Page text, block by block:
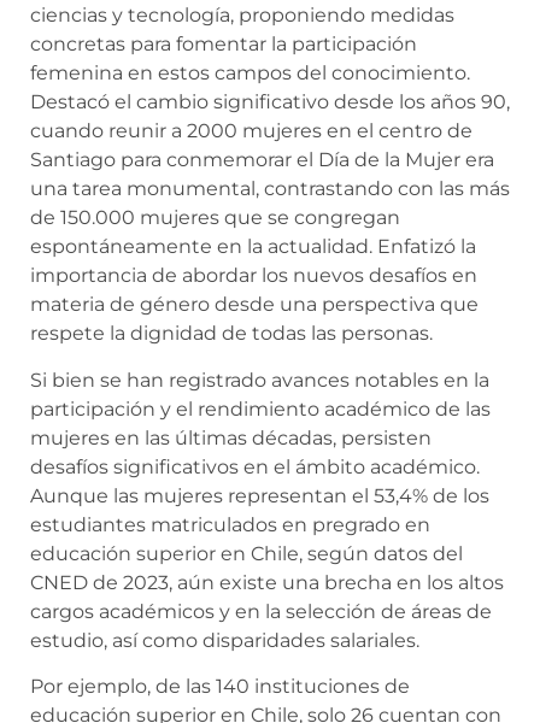
ciencias y tecnología, proponiendo medidas
concretas para fomentar la participación
femenina en estos campos del conocimiento.
Destacó el cambio significativo desde los años 90,
cuando reunir a 2000 mujeres en el centro de
Santiago para conmemorar el Día de la Mujer era
una tarea monumental, contrastando con las más
de 150.000 mujeres que se congregan
espontáneamente en la actualidad. Enfatizó la
importancia de abordar los nuevos desafíos en
materia de género desde una perspectiva que
respete la dignidad de todas las personas.
Si bien se han registrado avances notables en la
participación y el rendimiento académico de las
mujeres en las últimas décadas, persisten
desafíos significativos en el ámbito académico.
Aunque las mujeres representan el 53,4% de los
estudiantes matriculados en pregrado en
educación superior en Chile, según datos del
CNED de 2023, aún existe una brecha en los altos
cargos académicos y en la selección de áreas de
estudio, así como disparidades salariales.
Por ejemplo, de las 140 instituciones de
educación superior en Chile, solo 26 cuentan con